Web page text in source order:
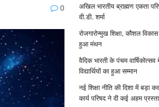
0
अखिल भारतीय ब्राह्मण एकता
वी.डी. शर्मा
रोजगारोन्मुख शिक्षा, कौशल
हुआ मंथन
वैदिक भारती के पंचम
विद्यार्थियों का हुआ सम्मान
नई शिक्षा नीति की दिशा में बड़ा
कार्य परिषद ने दी कई अहम